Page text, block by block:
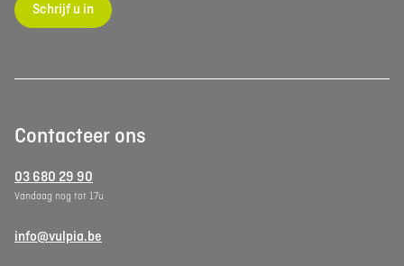
Schrijf u in
Contacteer ons
03 680 29 90
Vandaag nog tot 17u
info@vulpia.be